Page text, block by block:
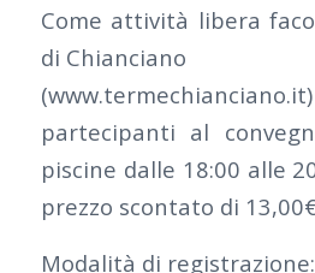
Come attività libera
di Chianciano
partecipanti al
piscine dalle 18:00 alle
prezzo scontato di
Modalità di registrazione: